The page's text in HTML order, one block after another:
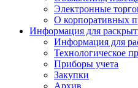
Электронные
О корпоративных
Информация для
Информация для
Технологическое
Приборы учета
Закупки
Архив